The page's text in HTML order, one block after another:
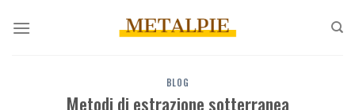
BLOG
Metodi di estrazione sotterranea